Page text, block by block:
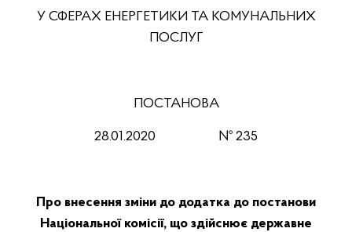
У СФЕРАХ ЕНЕРГЕТИКИ ТА КОМУНАЛЬНИХ
ПОСЛУГ
ПОСТАНОВА
28.01.2020 № 235
Про внесення зміни до додатка до постанови
Національної комісії, що здійснює державне